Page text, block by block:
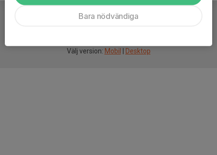
Välj version: Mobil Desktop
Bara nödvändiga